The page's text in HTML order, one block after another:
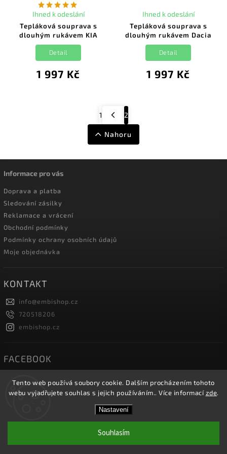
Tento web používá soubory cookie. Dalším procházením tohoto
webu vyjadřujete souhlas s jejich používáním.. Více informacízde.
Nastavení
Souhlasím
Tepláková souprava s
dlouhým rukávem KIA
Ihned k odeslání
1 997 Kč
Detail
Tepláková souprava s
dlouhým rukávem Dacia
Ihned k odeslání
1 997 Kč
Detail
1 2
Nahoru
Informace pro vás
Doprava a platba
Sledování zásilky
Reklamace a vrácení
Obchodní podmínky
Podmínky ochrany osobních údajů
Moje objednávka
KONTAKT
info@embishop.cz
720518206
embishop.cz
FACEBOOK
Embishop.cz. Všechna práva vyhrazena.
Shoptet